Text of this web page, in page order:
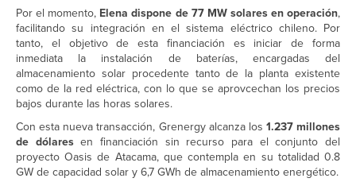
Por el momento, Elena dispone de 77 MW solares en operación,
facilitando su integración en el sistema eléctrico chileno. Por
tanto, el objetivo de esta financiación es iniciar de forma
inmediata la instalación de baterías, encargadas del
almacenamiento solar procedente tanto de la planta existente
como de la red eléctrica, con lo que se aprovcechan los precios
bajos durante las horas solares.
Con esta nueva transacción, Grenergy alcanza los 1.237 millones
de dólaresen financiación sin recurso para el conjunto del
proyecto Oasis de Atacama, que contempla en su totalidad 0.8
GW de capacidad solar y 6,7 GWh de almacenamiento energético.